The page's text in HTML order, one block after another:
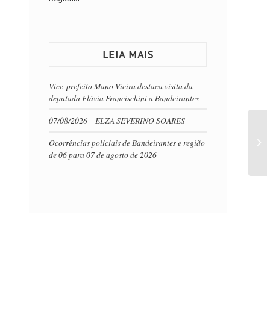
LEIA MAIS
Vice-prefeito Mano Vieira destaca visita da
deputada Flávia Francischini a Bandeirantes
07/08/2026 – ELZA SEVERINO SOARES
Ocorrências policiais de Bandeirantes e região
de 06 para 07 de agosto de 2026